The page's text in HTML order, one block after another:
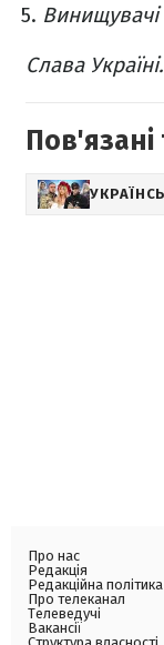
Винищувачі
Слава Україні.
Пов'язані
Про нас
Редакція
Редакційна політика
Про телеканал
Телеведучі
Вакансії